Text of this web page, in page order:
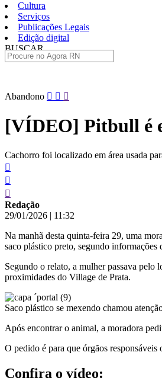
Cultura
Serviços
Publicações Legais
Edição digital
BUSCAR
Pular
conteúdo
Abandono
[VÍDEO] Pitbull é
Cachorro foi localizado em área usada
Redação
29/01/2026 | 11:32
Na manhã desta quinta-feira 29, uma
saco plástico preto, segundo informações
Segundo o relato, a mulher passava
proximidades do Village de Prata.
Saco plástico se mexendo chamou
Após encontrar o animal, a moradora
O pedido é para que órgãos
Confira o vídeo: